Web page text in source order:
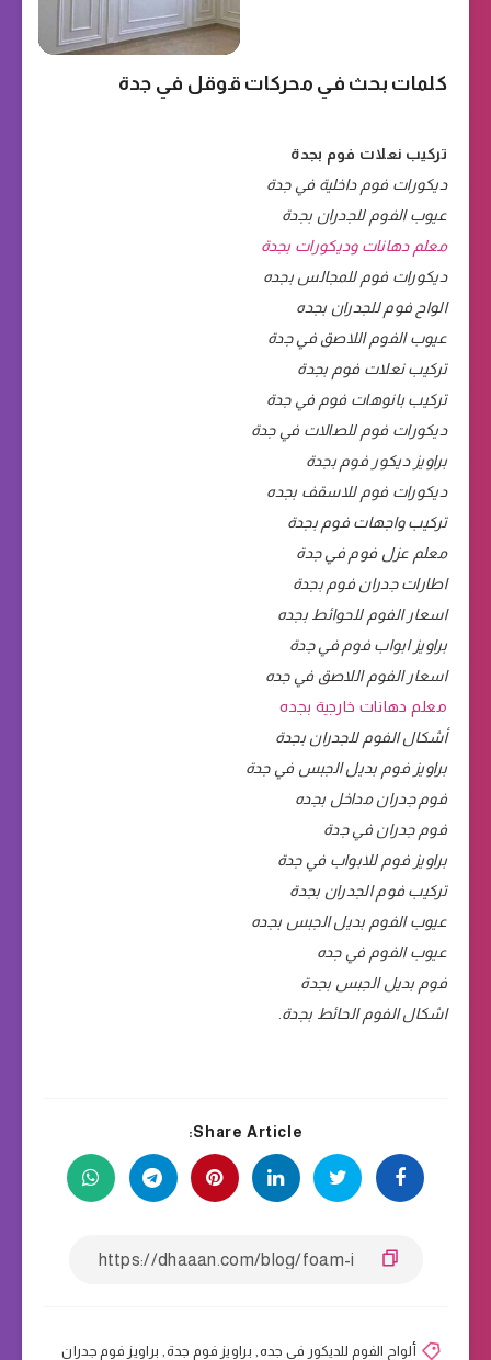
كلمات بحث في محركات قوقل في جدة
تركيب نعلات فوم بجدة
ديكورات فوم داخلية في جدة
عيوب الفوم للجدران بجدة
معلم دهانات وديكورات بجدة
ديكورات فوم للمجالس بجده
الواح فوم للجدران بجده
عيوب الفوم اللاصق في جدة
تركيب نعلات فوم بجدة
تركيب بانوهات فوم في جدة
ديكورات فوم للصالات في جدة
براويز ديكور فوم بجدة
ديكورات فوم للاسقف بجده
تركيب واجهات فوم بجدة
معلم عزل فوم في جدة
اطارات جدران فوم بجدة
اسعار الفوم للحوائط بجده
براويز ابواب فوم في جدة
اسعار الفوم اللاصق في جده
معلم دهانات خارجية بجده
أشكال الفوم للجدران بجدة
براويز فوم بديل الجبس في جدة
فوم جدران مداخل بجده
فوم جدران في جدة
براويز فوم للابواب في جدة
تركيب فوم الجدران بجدة
عيوب الفوم بديل الجبس بجده
عيوب الفوم في جده
فوم بديل الجبس بجدة
اشكال الفوم الحائط بجدة
Share Article:
ألواح الفوم للديكور في جده براويز فوم جدة براويز فوم جدران